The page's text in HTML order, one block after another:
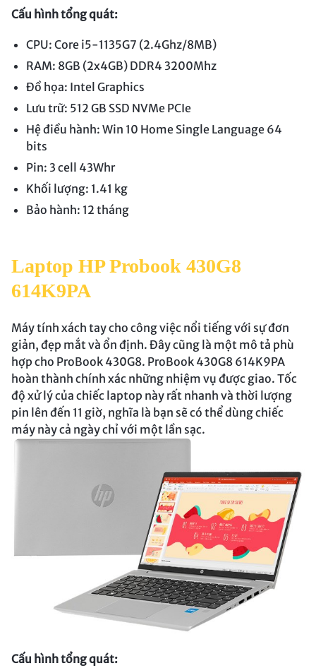
Cấu hình tổng quát:
CPU: Core i5-1135G7 (2.4Ghz/8MB)
RAM: 8GB (2x4GB) DDR4 3200Mhz
Đồ họa: Intel Graphics
Lưu trữ: 512 GB SSD NVMe PCIe
Hệ điều hành: Win 10 Home Single Language 64
bits
Pin: 3 cell 43Whr
Khối lượng: 1.41 kg
Bảo hành: 12 tháng
Laptop HP Probook 430G8
614K9PA
Máy tính xách tay cho công việc nổi tiếng với sự đơn
giản, đẹp mắt và ổn định. Đây cũng là một mô tả phù
hợp cho ProBook 430G8. ProBook 430G8 614K9PA
hoàn thành chính xác những nhiệm vụ được giao. Tốc
độ xử lý của chiếc laptop này rất nhanh và thời lượng
pin lên đến 11 giờ, nghĩa là bạn sẽ có thể dùng chiếc
máy này cả ngày chỉ với một lần sạc.
Cấu hình tổng quát: